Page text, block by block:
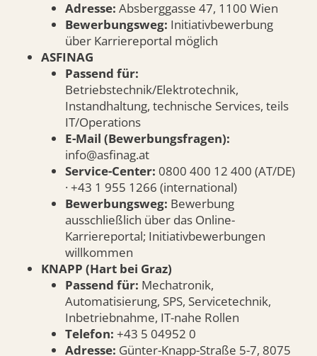
Adresse: Absberggasse 47, 1100 Wien
Bewerbungsweg: Initiativbewerbung
über Karriereportal möglich
ASFINAG
Passend für:
Betriebstechnik/Elektrotechnik,
Instandhaltung, technische Services, teils
IT/Operations
E-Mail (Bewerbungsfragen):
info@asfinag.at
Service-Center: 0800 400 12 400 (AT/DE)
· +43 1 955 1266 (international)
Bewerbungsweg: Bewerbung
ausschließlich über das Online-
Karriereportal; Initiativbewerbungen
willkommen
KNAPP (Hart bei Graz)
Passend für: Mechatronik,
Automatisierung, SPS, Servicetechnik,
Inbetriebnahme, IT-nahe Rollen
Telefon: +43 5 04952 0
Adresse: Günter-Knapp-Straße 5-7, 8075